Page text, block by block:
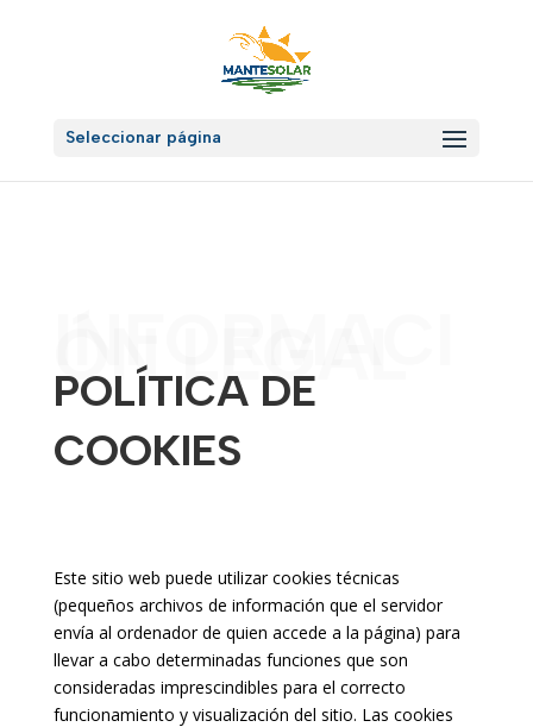
Seleccionar página
INFORMACI
ÓN LEGAL
POLÍTICA DE
COOKIES
Este sitio web puede utilizar cookies técnicas
(pequeños archivos de información que el servidor
envía al ordenador de quien accede a la página) para
llevar a cabo determinadas funciones que son
consideradas imprescindibles para el correcto
funcionamiento y visualización del sitio. Las cookies